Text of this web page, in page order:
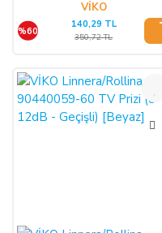
VİKO
%60
140,29 TL
350,72 TL
%60